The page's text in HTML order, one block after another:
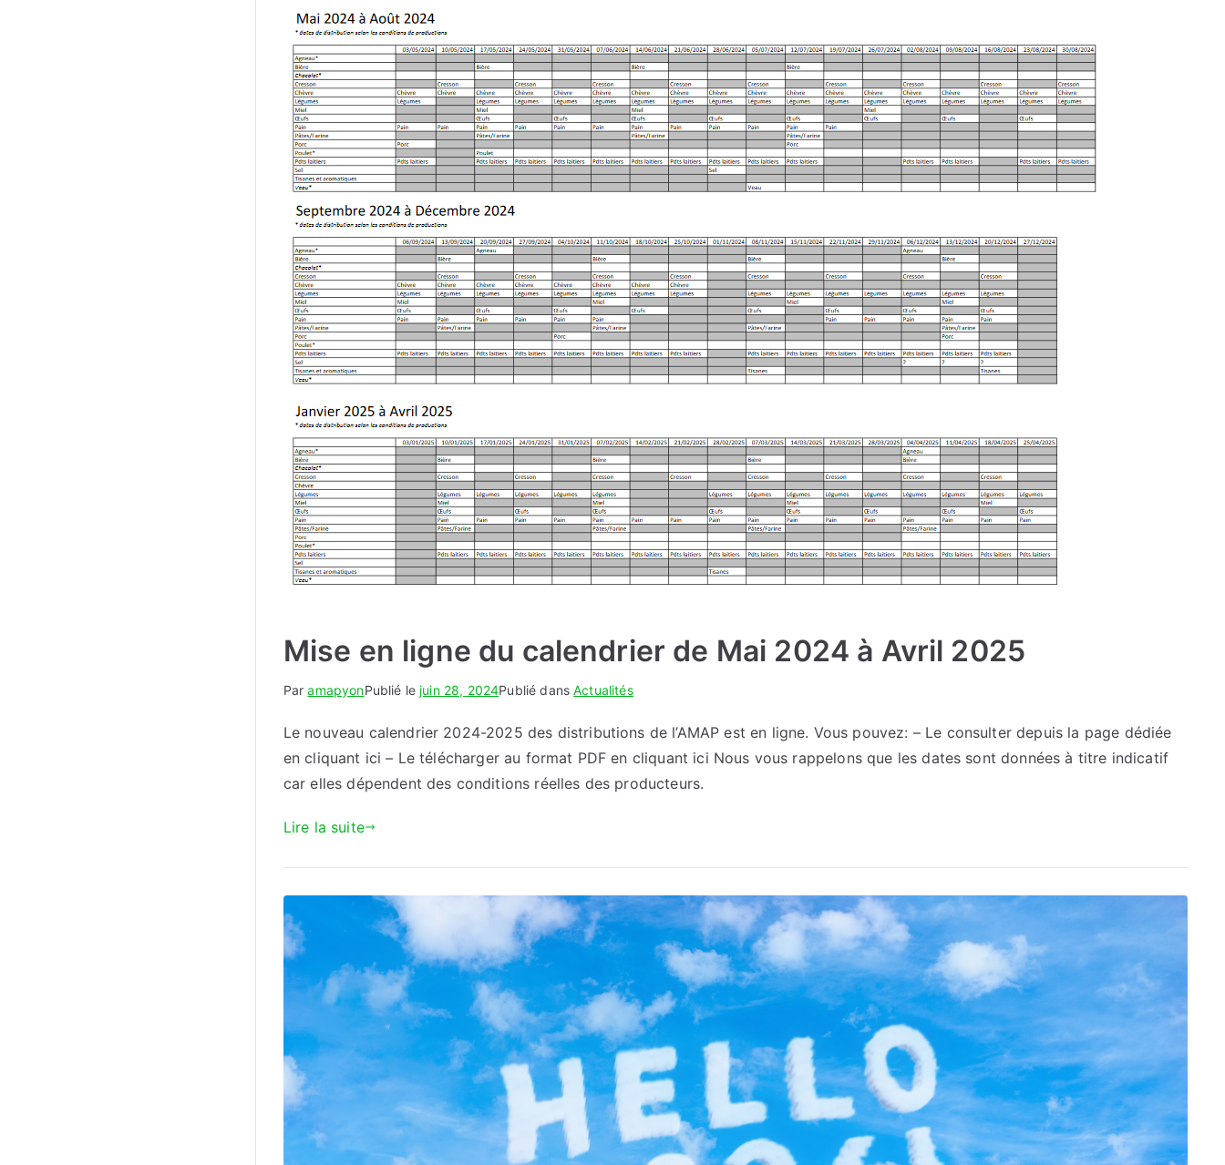
Mise en ligne du calendrier de Mai 2024 à Avril 2025
ParamapyonPublié le juin 28, 2024Publié dansActualités
Le nouveau calendrier 2024-2025 des distributions de l’AMAP est en ligne. Vous pouvez: – Le consulter depuis la page dédiée
en cliquant ici – Le télécharger au format PDF en cliquant ici Nous vous rappelons que les dates sont données à titre indicatif
car elles dépendent des conditions réelles des producteurs.
Lire la suite